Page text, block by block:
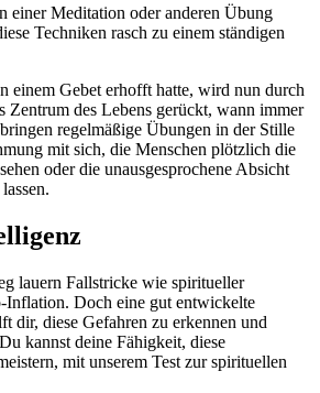
einer Meditation oder anderen Übung
Techniken rasch zu einem ständigen
einem Gebet erhofft hatte, wird nun durch
Zentrum des Lebens gerückt, wann immer
regelmäßige Übungen in der Stille
mit sich, die Menschen plötzlich die
oder die unausgesprochene Absicht
lauern Fallstricke wie spiritueller
Inflation. Doch eine gut entwickelte
dir, diese Gefahren zu erkennen und
kannst deine Fähigkeit, diese
mit unserem Test zur spirituellen